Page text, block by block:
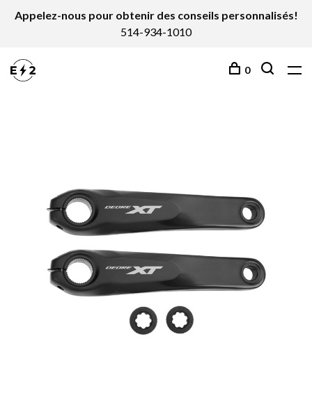
Appelez-nous pour obtenir des conseils personnalisés!
514-934-1010
0